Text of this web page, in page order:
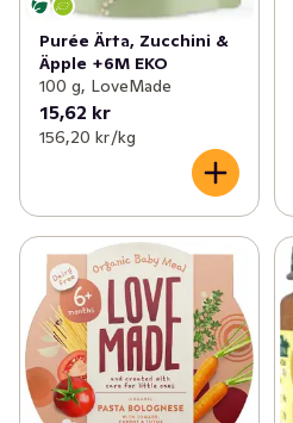
Purée Ärta, Zucchini &
Äpple +6M EKO
100 g, LoveMade
15,62 kr
156,20 kr /kg